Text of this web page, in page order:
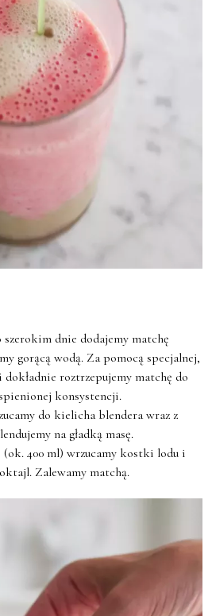
szerokim dnie dodajemy matchę
gorącą wodą. Za pomocą specjalnej,
roztrzepujemy matchę do
konsystencji.
do kielicha blendera wraz z
na gładką masę.
400 ml) wrzucamy kostki lodu i
Zalewamy matchą.